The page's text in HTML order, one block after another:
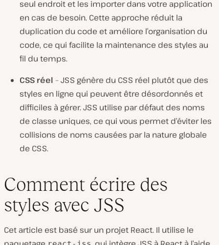
seul endroit et les importer dans votre application
en cas de besoin. Cette approche réduit la
duplication du code et améliore l’organisation du
code, ce qui facilite la maintenance des styles au
fil du temps.
CSS réel – JSS génère du CSS réel plutôt que des
styles en ligne qui peuvent être désordonnés et
difficiles à gérer. JSS utilise par défaut des noms
de classe uniques, ce qui vous permet d’éviter les
collisions de noms causées par la nature globale
de CSS.
Comment écrire des
styles avec JSS
Cet article est basé sur un projet React. Il utilise le